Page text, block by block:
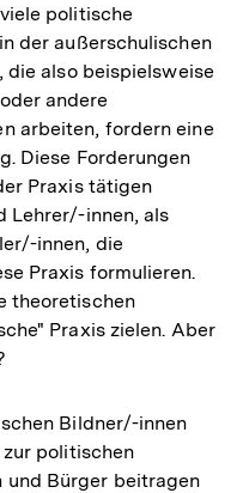
politische
der außerschulischen
also beispielsweise
andere
arbeiten, fordern eine
Diese Forderungen
Praxis tätigen
Lehrer/-innen, als
innen, die
Praxis formulieren.
theoretischen
Praxis zielen. Aber
Bildner/-innen
politischen
Bürger beitragen